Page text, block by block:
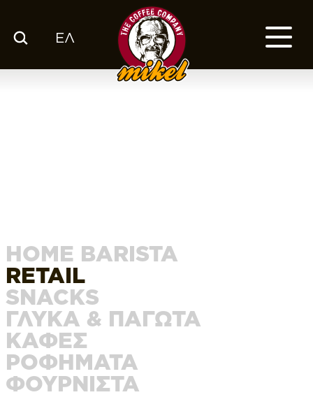
ΕΛ
HOME BARISTA
RETAIL
SNACKS
ΓΛΥΚΑ & ΠΑΓΩΤΑ
ΚΑΦΕΣ
ΡΟΦΗΜΑΤΑ
ΦΟΥΡΝΙΣΤΑ